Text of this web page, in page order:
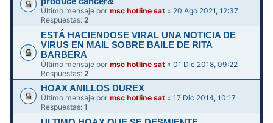
Último mensaje pormsc hotline sat « 20 Ago 2021, 12:37
Respuestas:2
ESTÁ HACIENDOSE VIRAL UNA NOTICIA DE
VIRUS EN MAIL SOBRE BAILE DE RITA
BARBERA
Último mensaje pormsc hotline sat «01 Dic 2018, 09:22
Respuestas:2
HOAX ANILLOS DUREX
Último mensaje pormsc hotline sat «17 Dic 2014, 10:17
Respuestas:1